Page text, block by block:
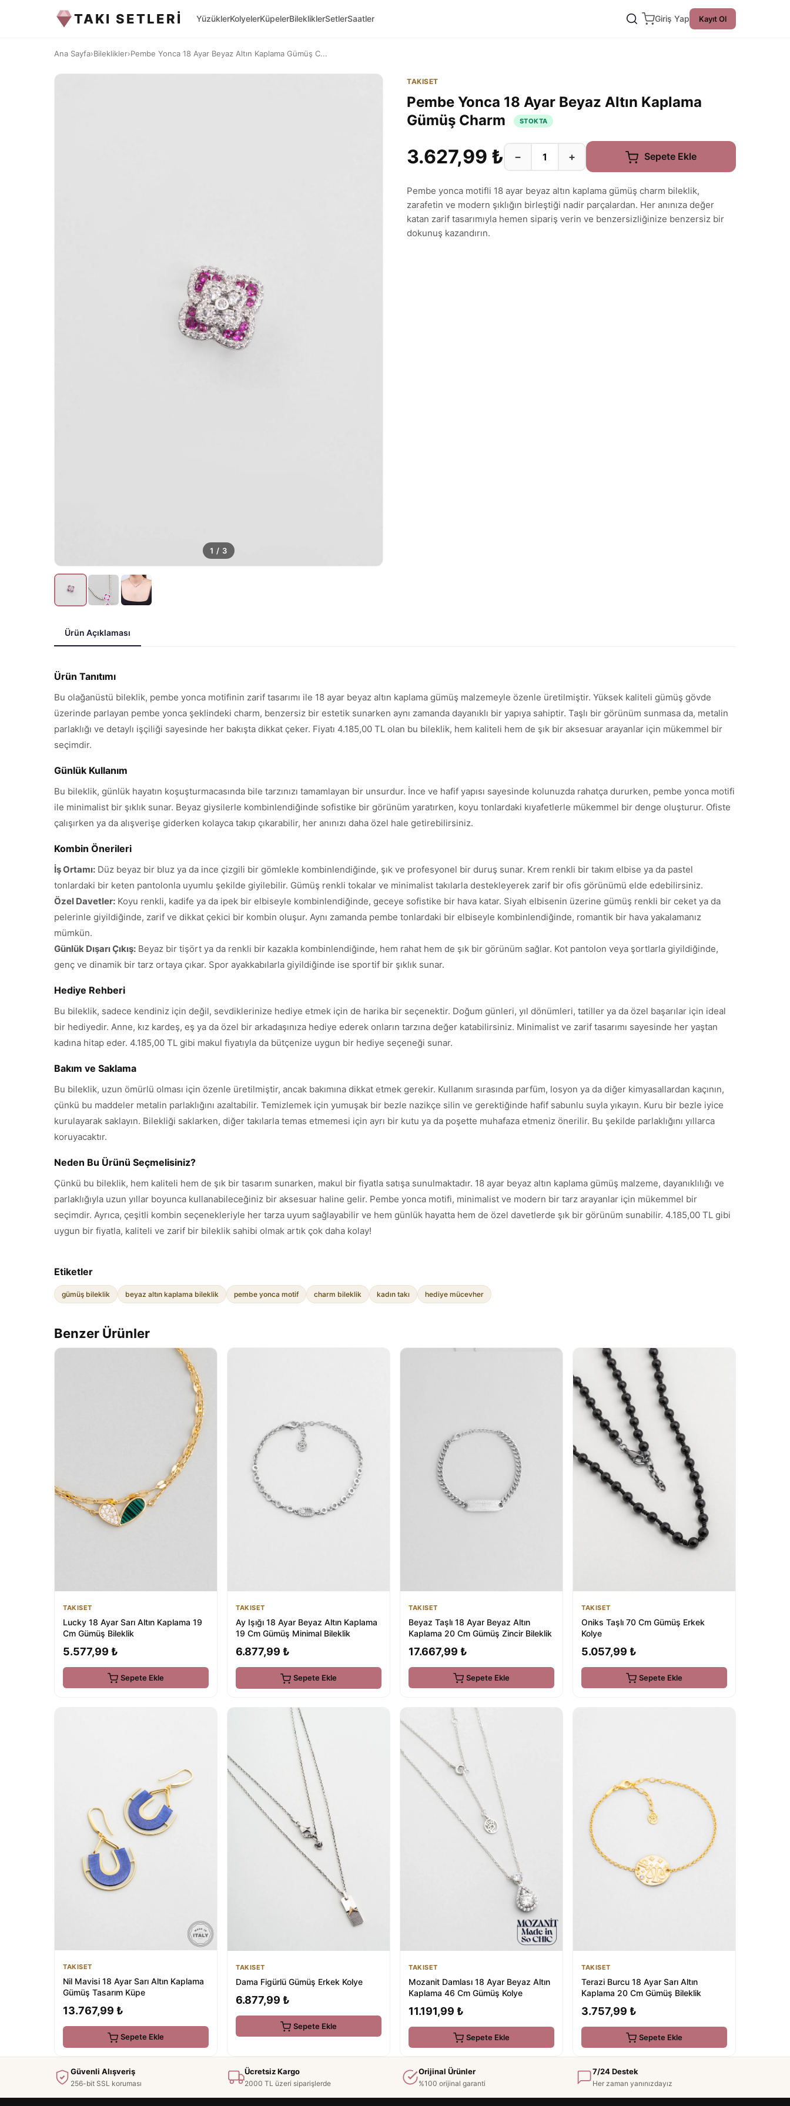
TAKI SETLERİ YüzüklerKolyelerKüpelerBilekliklerSetlerSaatler Giriş Yap Kayıt Ol
Ana Sayfa›Bileklikler›Pembe Yonca 18 Ayar Beyaz Altın Kaplama Gümüş C...
1 / 3
TAKISET
Pembe Yonca 18 Ayar Beyaz Altın Kaplama
Gümüş Charm
STOKTA
3.627,99 ₺ − + Sepete Ekle
Pembe yonca motifli 18 ayar beyaz altın kaplama gümüş charm bileklik,
zarafetin ve modern şıklığın birleştiği nadir parçalardan. Her anınıza değer
katan zarif tasarımıyla hemen sipariş verin ve benzersizliğinize benzersiz bir
dokunuş kazandırın.
Ürün Açıklaması
Ürün Tanıtımı
Bu olağanüstü bileklik, pembe yonca motifinin zarif tasarımı ile 18 ayar beyaz altın kaplama gümüş malzemeyle özenle üretilmiştir. Yüksek kaliteli gümüş gövde
üzerinde parlayan pembe yonca şeklindeki charm, benzersiz bir estetik sunarken aynı zamanda dayanıklı bir yapıya sahiptir. Taşlı bir görünüm sunmasa da, metalin
parlaklığı ve detaylı işçiliği sayesinde her bakışta dikkat çeker. Fiyatı 4.185,00 TL olan bu bileklik, hem kaliteli hem de şık bir aksesuar arayanlar için mükemmel bir
seçimdir.
Günlük Kullanım
Bu bileklik, günlük hayatın koşuşturmacasında bile tarzınızı tamamlayan bir unsurdur. İnce ve hafif yapısı sayesinde kolunuzda rahatça dururken, pembe yonca motifi
ile minimalist bir şıklık sunar. Beyaz giysilerle kombinlendiğinde sofistike bir görünüm yaratırken, koyu tonlardaki kıyafetlerle mükemmel bir denge oluşturur. Ofiste
çalışırken ya da alışverişe giderken kolayca takıp çıkarabilir, her anınızı daha özel hale getirebilirsiniz.
Kombin Önerileri
İş Ortamı: Düz beyaz bir bluz ya da ince çizgili bir gömlekle kombinlendiğinde, şık ve profesyonel bir duruş sunar. Krem renkli bir takım elbise ya da pastel
tonlardaki bir keten pantolonla uyumlu şekilde giyilebilir. Gümüş renkli tokalar ve minimalist takılarla destekleyerek zarif bir ofis görünümü elde edebilirsiniz.
Özel Davetler: Koyu renkli, kadife ya da ipek bir elbiseyle kombinlendiğinde, geceye sofistike bir hava katar. Siyah elbisenin üzerine gümüş renkli bir ceket ya da
pelerinle giyildiğinde, zarif ve dikkat çekici bir kombin oluşur. Aynı zamanda pembe tonlardaki bir elbiseyle kombinlendiğinde, romantik bir hava yakalamanız
mümkün.
Günlük Dışarı Çıkış: Beyaz bir tişört ya da renkli bir kazakla kombinlendiğinde, hem rahat hem de şık bir görünüm sağlar. Kot pantolon veya şortlarla giyildiğinde,
genç ve dinamik bir tarz ortaya çıkar. Spor ayakkabılarla giyildiğinde ise sportif bir şıklık sunar.
Hediye Rehberi
Bu bileklik, sadece kendiniz için değil, sevdiklerinize hediye etmek için de harika bir seçenektir. Doğum günleri, yıl dönümleri, tatiller ya da özel başarılar için ideal
bir hediyedir. Anne, kız kardeş, eş ya da özel bir arkadaşınıza hediye ederek onların tarzına değer katabilirsiniz. Minimalist ve zarif tasarımı sayesinde her yaştan
kadına hitap eder. 4.185,00 TL gibi makul fiyatıyla da bütçenize uygun bir hediye seçeneği sunar.
Bakım ve Saklama
Bu bileklik, uzun ömürlü olması için özenle üretilmiştir, ancak bakımına dikkat etmek gerekir. Kullanım sırasında parfüm, losyon ya da diğer kimyasallardan kaçının,
çünkü bu maddeler metalin parlaklığını azaltabilir. Temizlemek için yumuşak bir bezle nazikçe silin ve gerektiğinde hafif sabunlu suyla yıkayın. Kuru bir bezle iyice
kurulayarak saklayın. Bilekliği saklarken, diğer takılarla temas etmemesi için ayrı bir kutu ya da poşette muhafaza etmeniz önerilir. Bu şekilde parlaklığını yıllarca
koruyacaktır.
Neden Bu Ürünü Seçmelisiniz?
Çünkü bu bileklik, hem kaliteli hem de şık bir tasarım sunarken, makul bir fiyatla satışa sunulmaktadır. 18 ayar beyaz altın kaplama gümüş malzeme, dayanıklılığı ve
parlaklığıyla uzun yıllar boyunca kullanabileceğiniz bir aksesuar haline gelir. Pembe yonca motifi, minimalist ve modern bir tarz arayanlar için mükemmel bir
seçimdir. Ayrıca, çeşitli kombin seçenekleriyle her tarza uyum sağlayabilir ve hem günlük hayatta hem de özel davetlerde şık bir görünüm sunabilir. 4.185,00 TL gibi
uygun bir fiyatla, kaliteli ve zarif bir bileklik sahibi olmak artık çok daha kolay!
Etiketler
gümüş bileklik beyaz altın kaplama bileklik pembe yonca motif charm bileklik kadın takı hediye mücevher
Benzer Ürünler
TAKISET
Lucky 18 Ayar Sarı Altın Kaplama 19
Cm Gümüş Bileklik
5.577,99 ₺
Sepete Ekle
TAKISET
Ay Işığı 18 Ayar Beyaz Altın Kaplama
19 Cm Gümüş Minimal Bileklik
6.877,99 ₺
Sepete Ekle
TAKISET
Beyaz Taşlı 18 Ayar Beyaz Altın
Kaplama 20 Cm Gümüş Zincir Bileklik
17.667,99 ₺
Sepete Ekle
TAKISET
Oniks Taşlı 70 Cm Gümüş Erkek
Kolye
5.057,99 ₺
Sepete Ekle
TAKISET
Nil Mavisi 18 Ayar Sarı Altın Kaplama
Gümüş Tasarım Küpe
13.767,99 ₺
Sepete Ekle
TAKISET
Dama Figürlü Gümüş Erkek Kolye
6.877,99 ₺
Sepete Ekle
TAKISET
Mozanit Damlası 18 Ayar Beyaz Altın
Kaplama 46 Cm Gümüş Kolye
11.191,99 ₺
Sepete Ekle
TAKISET
Terazi Burcu 18 Ayar Sarı Altın
Kaplama 20 Cm Gümüş Bileklik
3.757,99 ₺
Sepete Ekle
Güvenli Alışveriş
256-bit SSL koruması
Ücretsiz Kargo
2000 TL üzeri siparişlerde
Orijinal Ürünler
%100 orijinal garanti
7/24 Destek
Her zaman yanınızdayız